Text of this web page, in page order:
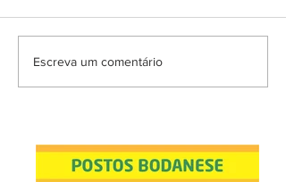
Escreva um comentário